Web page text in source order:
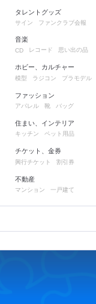
タレントグッズ
サイン ファンクラブ会報
音楽
CD レコード 思い出の品
ホビー、カルチャー
模型 ラジコン プラモデル
ファッション
アパレル 靴 バッグ
住まい、インテリア
キッチン ペット用品
チケット、金券
興行チケット 割引券
不動産
マンション 一戸建て